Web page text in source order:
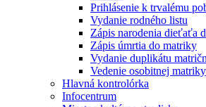
Prihlásenie k trvalému
Vydanie rodného listu
Zápis narodenia dieťaťa
Zápis úmrtia do matriky
Vydanie duplikátu
Vedenie osobitnej matriky
Hlavná kontrolórka
Infocentrum